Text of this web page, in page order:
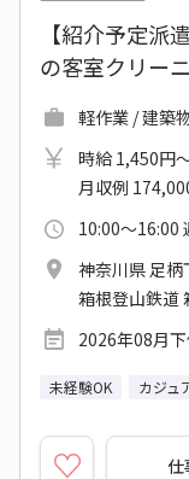
【紹介予定派
の客室クリー
軽作業 / 建築
時給 1,450円
月収例
10:00～16:00
神奈川県 足柄
箱根登山鉄道
2026年08月
未経験OK カジュ